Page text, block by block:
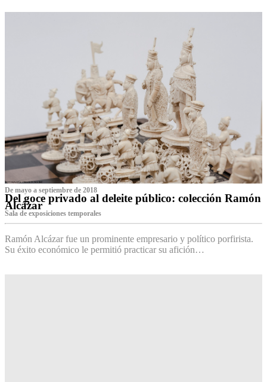
De mayo a septiembre de 2018
Del goce privado al deleite público: colección Ramón
Alcázar
Sala de exposiciones temporales
Ramón Alcázar fue un prominente empresario y político porfirista.
Su éxito económico le permitió practicar su afición…